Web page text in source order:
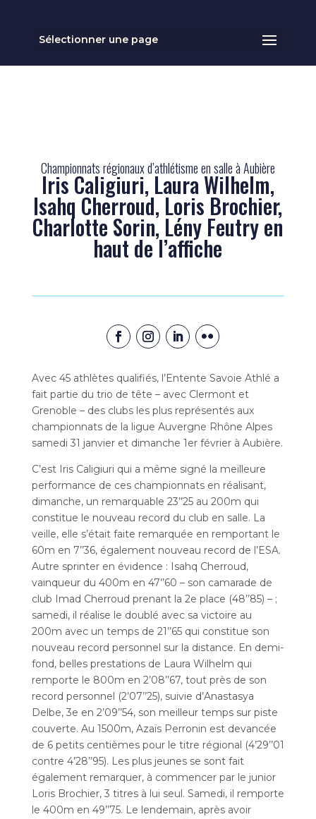
Sélectionner une page
Championnats régionaux d’athlétisme en salle à Aubière
Iris Caligiuri, Laura Wilhelm,
Isahq Cherroud, Loris Brochier,
Charlotte Sorin, Lény Feutry en
haut de l’affiche
Avec 45 athlètes qualifiés, l’Entente Savoie Athlé a
fait partie du trio de tête – avec Clermont et
Grenoble – des clubs les plus représentés aux
championnats de la ligue Auvergne Rhône Alpes
samedi 31 janvier et dimanche 1er février à Aubière.
C’est Iris Caligiuri qui a même signé la meilleure
performance de ces championnats en réalisant,
dimanche, un remarquable 23’’25 au 200m qui
constitue le nouveau record du club en salle. La
veille, elle s’était faite remarquée en remportant le
60m en 7’’36, également nouveau record de l’ESA.
Autre sprinter en évidence : Isahq Cherroud,
vainqueur du 400m en 47’’60 – son camarade de
club Imad Cherroud prenant la 2e place (48’’85) – ;
samedi, il réalise le doublé avec sa victoire au
200m avec un temps de 21’’65 qui constitue son
nouveau record personnel sur la distance. En demi-
fond, belles prestations de Laura Wilhelm qui
remporte le 800m en 2’08’’67, tout près de son
record personnel (2’07’’25), suivie d’Anastasya
Delbe, 3e en 2’09’’54, son meilleur temps sur piste
couverte. Au 1500m, Azaïs Perronin est devancée
de 6 petits centièmes pour le titre régional (4’29’’01
contre 4’28’’95). Les plus jeunes se sont fait
également remarquer, à commencer par le junior
Loris Brochier, 3 titres à lui seul. Samedi, il remporte
le 400m en 49’’75. Le lendemain, après avoir